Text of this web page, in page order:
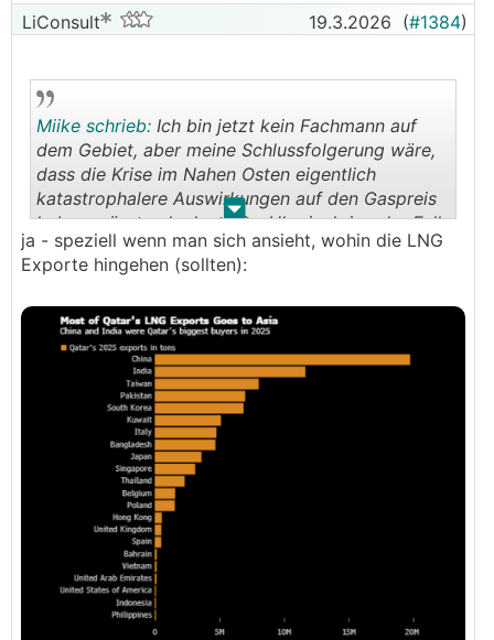
LiConsult 19.3.2026 (#1384)
. .
Miike schrieb: Ich bin jetzt kein Fachmann auf
dem Gebiet, aber meine Schlussfolgerung wäre,
dass die Krise im Nahen Osten eigentlich
katastrophalere Auswirkungen auf den Gaspreis
haben müsste als das beim Ukrainekrieg der Fall
war.
ja - speziell wenn man sich ansieht, wohin die LNG
Exporte hingehen (sollten):